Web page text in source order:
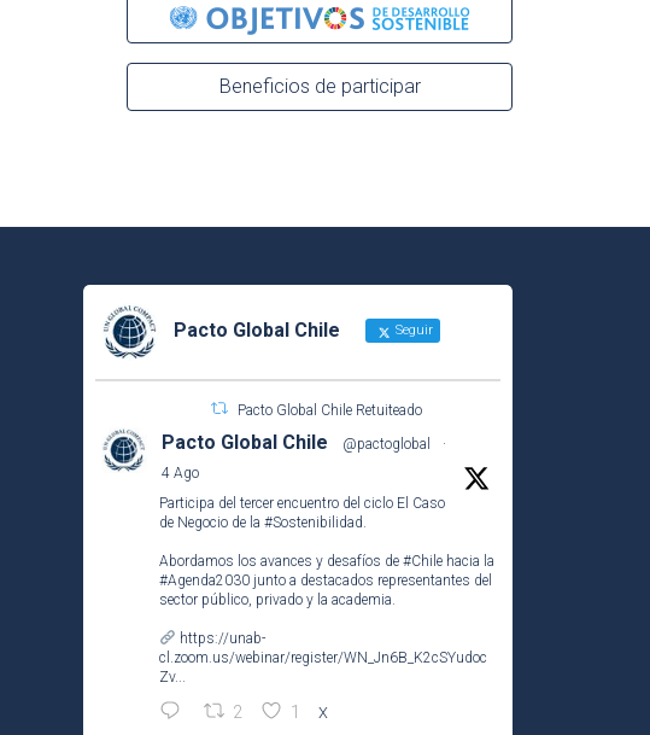
Beneficios de participar
Pacto Global Chile Seguir
Pacto Global Chile Retuiteado
Pacto Global Chile @pactoglobal
·
4 Ago
Participa del tercer encuentro del ciclo El Caso
de Negocio de la #Sostenibilidad.
Abordamos los avances y desafíos de #Chile hacia la
#Agenda2030 junto a destacados representantes del
sector público, privado y la academia.
https://unab-
cl.zoom.us/webinar/register/WN_Jn6B_K2cSYudoc
Zv...
2 1 X